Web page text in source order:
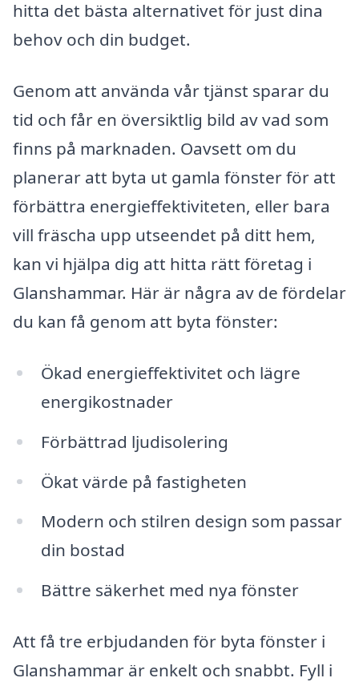
hitta det bästa alternativet för just dina
behov och din budget.
Genom att använda vår tjänst sparar du
tid och får en översiktlig bild av vad som
finns på marknaden. Oavsett om du
planerar att byta ut gamla fönster för att
förbättra energieffektiviteten, eller bara
vill fräscha upp utseendet på ditt hem,
kan vi hjälpa dig att hitta rätt företag i
Glanshammar. Här är några av de fördelar
du kan få genom att byta fönster:
Ökad energieffektivitet och lägre
energikostnader
Förbättrad ljudisolering
Ökat värde på fastigheten
Modern och stilren design som passar
din bostad
Bättre säkerhet med nya fönster
Att få tre erbjudanden för byta fönster i
Glanshammar är enkelt och snabbt. Fyll i